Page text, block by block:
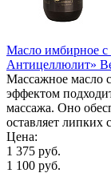
Масло имбирное
Антицеллюлит»
Массажное масло
эффектом
массажа. Оно
оставляет липких
Цена:
1 375 руб.
1 100 руб.